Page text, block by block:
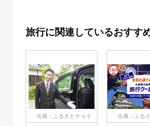
旅行に関連しているおすす
出典：ふるさとチョイ
出典：ふる